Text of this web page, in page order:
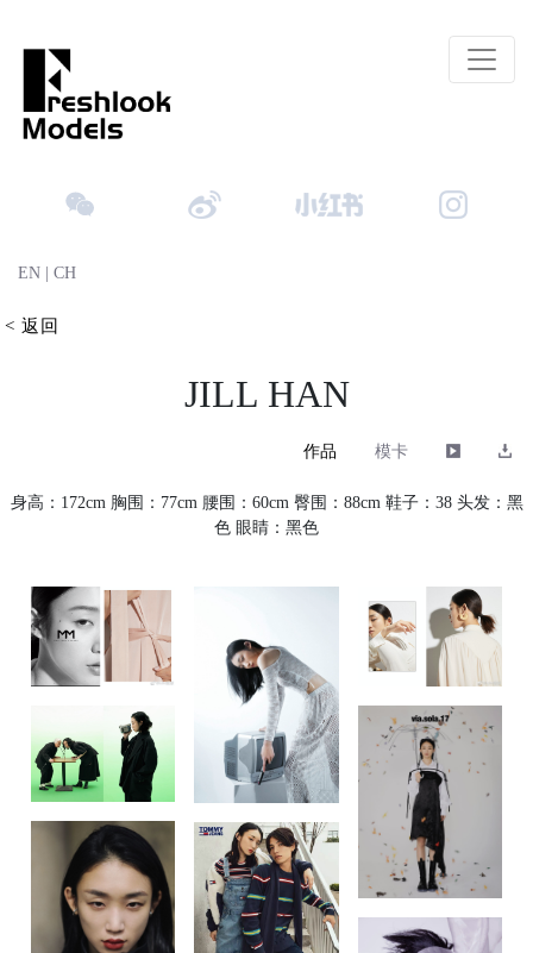
EN | CH
< 返回
JILL HAN
作品 模卡
身高：172cm 胸围：77cm 腰围：60cm 臀围：88cm 鞋子：38 头发：黑
色 眼睛：黑色